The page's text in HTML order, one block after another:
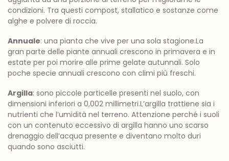
condizioni. Tra questi compost, stallatico e sostanze come
alghe e polvere di roccia.
Annuale: una pianta che vive per una sola stagione.La
gran parte delle piante annuali crescono in primavera e in
estate per poi morire alle prime gelate autunnali. Solo
poche specie annuali crescono con climi più freschi.
Argilla: sono piccole particelle presenti nel suolo, con
dimensioni inferiori a 0,002 millimetri.L’argilla trattiene sia i
nutrienti che l’umidità nel terreno. Attenzione perché i suoli
con un contenuto eccessivo di argilla hanno uno scarso
drenaggio dell’acqua presente e diventano molto duri
quando sono asciutti.